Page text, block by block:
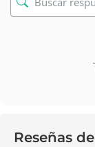
Reseñas